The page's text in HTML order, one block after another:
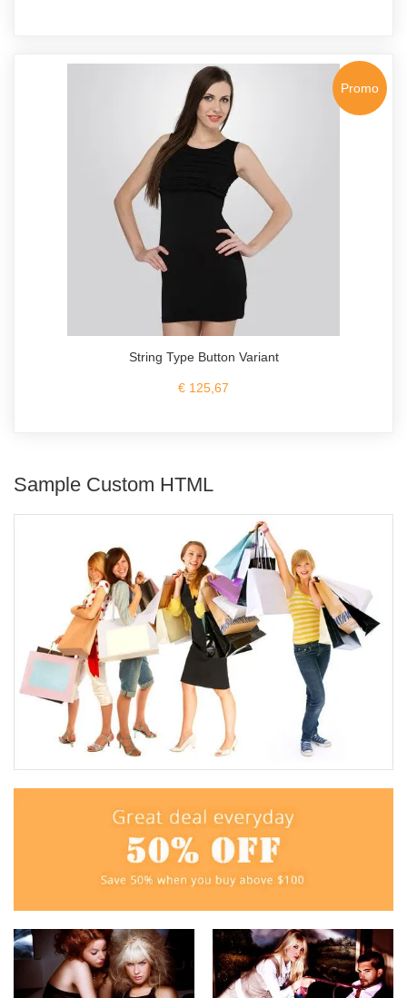
Promo
String Type Button Variant
€ 125,67
Sample Custom HTML